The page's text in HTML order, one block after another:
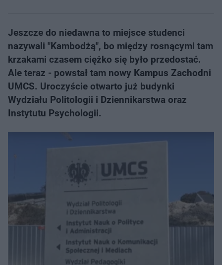
Jeszcze do niedawna to miejsce studenci
nazywali "Kambodżą", bo między rosnącymi tam
krzakami czasem ciężko się było przedostać.
Ale teraz - powstał tam nowy Kampus Zachodni
UMCS. Uroczyście otwarto już budynki
Wydziału Politologii i Dziennikarstwa oraz
Instytutu Psychologii.